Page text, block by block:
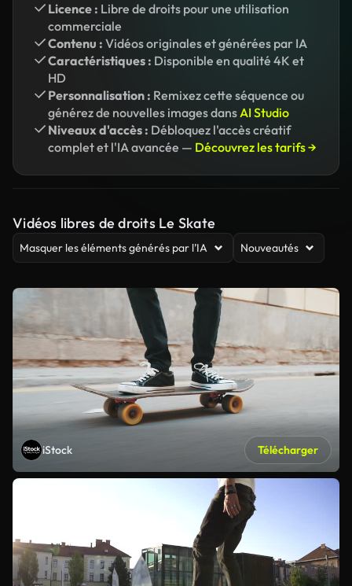
Licence : Libre de droits pour une utilisation
commerciale
Contenu : Vidéos originales et générées par IA
Caractéristiques : Disponible en qualité 4K et
HD
Personnalisation : Remixez cette séquence ou
générez de nouvelles images dansAI Studio
Niveaux d'accès : Débloquez l'accès créatif
complet et l'IA avancée — Découvrez les tarifs →
Vidéos libres de droits Le Skate
Masquer les éléments générés par l’IA Nouveautés
iStock Télécharger